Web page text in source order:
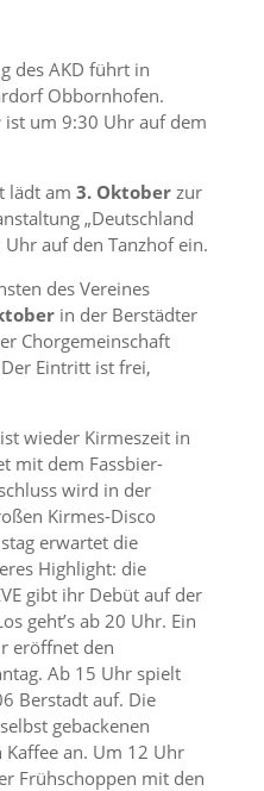
des AKD führt in
Obbornhofen.
ist um 9:30 Uhr auf dem
lädt am 3. Oktoberzur
„Deutschland
auf den Tanzhof ein.
des Vereines
in der Berstädter
Chorgemeinschaft
Eintritt ist frei,
wieder Kirmeszeit in
mit dem Fassbier-
wird in der
Kirmes-Disco
erwartet die
Highlight: die
gibt ihr Debüt auf der
geht’s ab 20 Uhr. Ein
eröffnet den
Ab 15 Uhr spielt
Berstadt auf. Die
gebackenen
an. Um 12 Uhr
Frühschoppen mit den